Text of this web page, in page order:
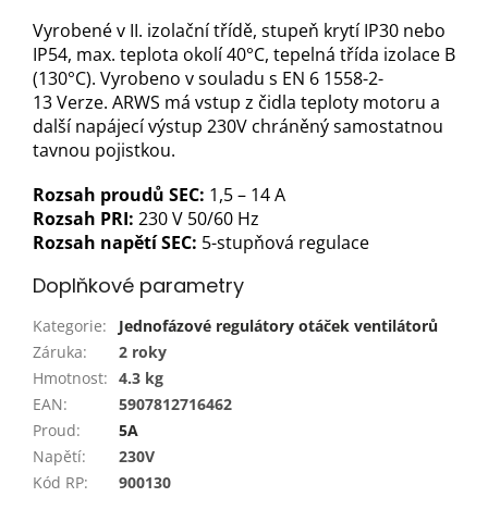
Vyrobené v II. izolační třídě, stupeň krytí IP30 nebo
IP54, max. teplota okolí 40°C, tepelná třída izolace B
(130°C). Vyrobeno v souladu s EN 6 1558-2-
13 Verze. ARWS má vstup z čidla teploty motoru a
další napájecí výstup 230V chráněný samostatnou
tavnou pojistkou.
Rozsah proudů SEC: 1,5 – 14 A
Rozsah PRI: 230 V 50/60 Hz
Rozsah napětí SEC: 5-stupňová regulace
Doplňkové parametry
Kategorie:
Jednofázové regulátory otáček ventilátorů
Záruka:
2 roky
Hmotnost: 4.3 kg
EAN:
5907812716462
Proud:
5A
Napětí:
230V
Kód RP: 900130